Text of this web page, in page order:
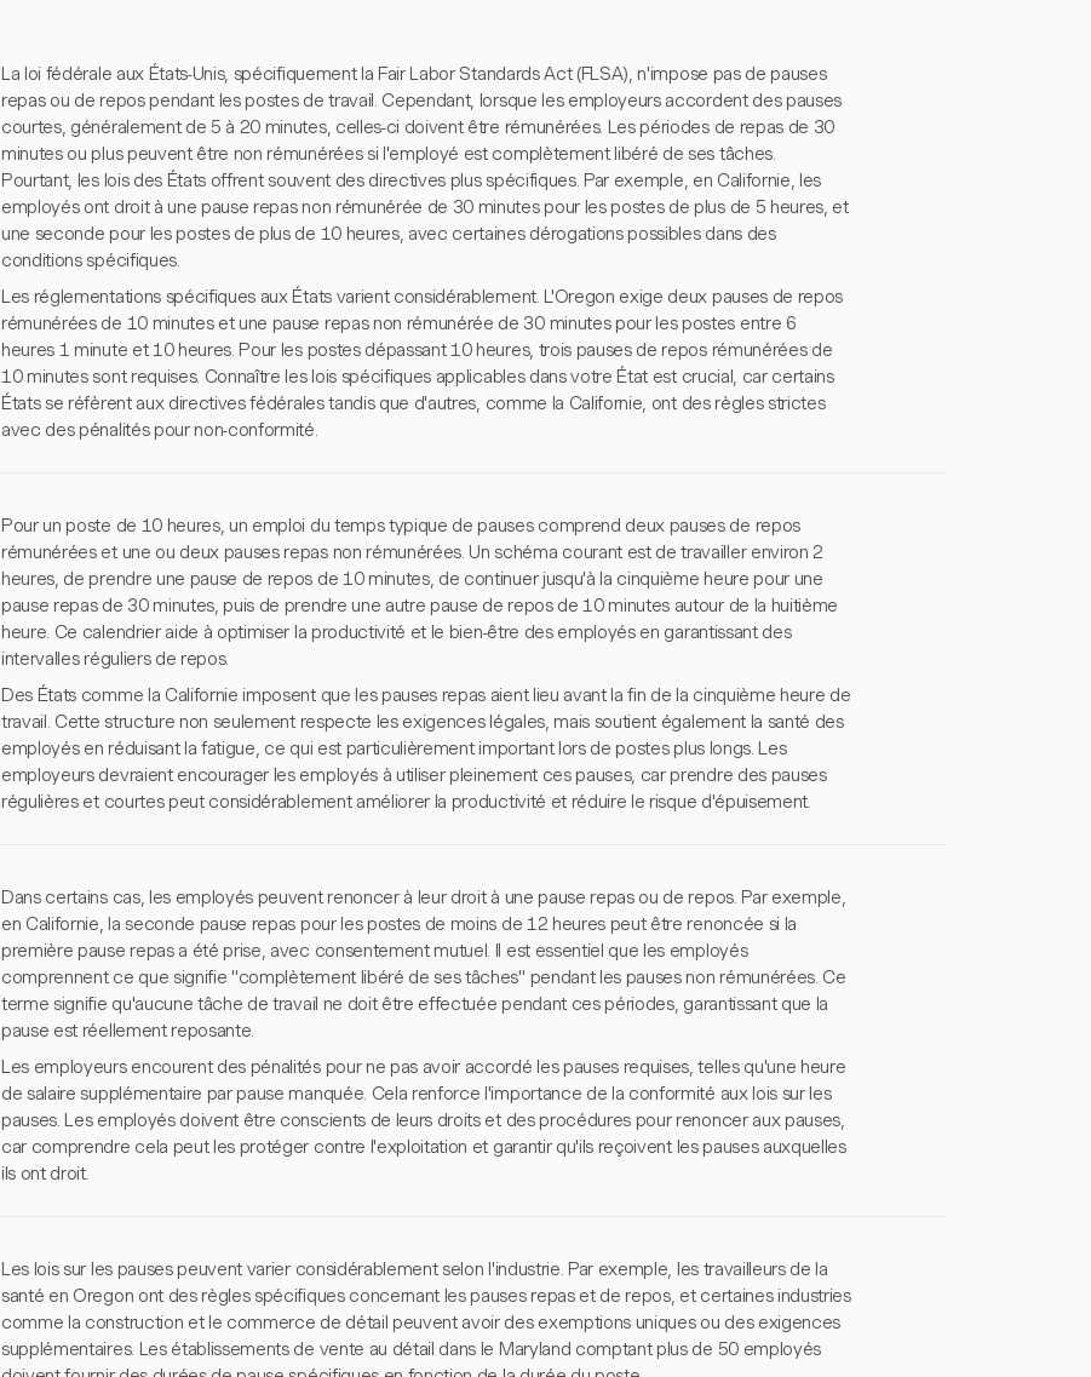
La loi fédérale aux États-Unis, spécifiquement la Fair Labor Standards Act (FLSA), n'impose pas de pauses
repas ou de repos pendant les postes de travail. Cependant, lorsque les employeurs accordent des pauses
courtes, généralement de 5 à 20 minutes, celles-ci doivent être rémunérées. Les périodes de repas de 30
minutes ou plus peuvent être non rémunérées si l'employé est complètement libéré de ses tâches.
Pourtant, les lois des États offrent souvent des directives plus spécifiques. Par exemple, en Californie, les
employés ont droit à une pause repas non rémunérée de 30 minutes pour les postes de plus de 5 heures, et
une seconde pour les postes de plus de 10 heures, avec certaines dérogations possibles dans des
conditions spécifiques.
Les réglementations spécifiques aux États varient considérablement. L'Oregon exige deux pauses de repos
rémunérées de 10 minutes et une pause repas non rémunérée de 30 minutes pour les postes entre 6
heures 1 minute et 10 heures. Pour les postes dépassant 10 heures, trois pauses de repos rémunérées de
10 minutes sont requises. Connaître les lois spécifiques applicables dans votre État est crucial, car certains
États se réfèrent aux directives fédérales tandis que d'autres, comme la Californie, ont des règles strictes
avec des pénalités pour non-conformité.
Pour un poste de 10 heures, un emploi du temps typique de pauses comprend deux pauses de repos
rémunérées et une ou deux pauses repas non rémunérées. Un schéma courant est de travailler environ 2
heures, de prendre une pause de repos de 10 minutes, de continuer jusqu'à la cinquième heure pour une
pause repas de 30 minutes, puis de prendre une autre pause de repos de 10 minutes autour de la huitième
heure. Ce calendrier aide à optimiser la productivité et le bien-être des employés en garantissant des
intervalles réguliers de repos.
Des États comme la Californie imposent que les pauses repas aient lieu avant la fin de la cinquième heure de
travail. Cette structure non seulement respecte les exigences légales, mais soutient également la santé des
employés en réduisant la fatigue, ce qui est particulièrement important lors de postes plus longs. Les
employeurs devraient encourager les employés à utiliser pleinement ces pauses, car prendre des pauses
régulières et courtes peut considérablement améliorer la productivité et réduire le risque d'épuisement.
Dans certains cas, les employés peuvent renoncer à leur droit à une pause repas ou de repos. Par exemple,
en Californie, la seconde pause repas pour les postes de moins de 12 heures peut être renoncée si la
première pause repas a été prise, avec consentement mutuel. Il est essentiel que les employés
comprennent ce que signifie "complètement libéré de ses tâches" pendant les pauses non rémunérées. Ce
terme signifie qu'aucune tâche de travail ne doit être effectuée pendant ces périodes, garantissant que la
pause est réellement reposante.
Les employeurs encourent des pénalités pour ne pas avoir accordé les pauses requises, telles qu'une heure
de salaire supplémentaire par pause manquée. Cela renforce l'importance de la conformité aux lois sur les
pauses. Les employés doivent être conscients de leurs droits et des procédures pour renoncer aux pauses,
car comprendre cela peut les protéger contre l'exploitation et garantir qu'ils reçoivent les pauses auxquelles
ils ont droit.
Les lois sur les pauses peuvent varier considérablement selon l'industrie. Par exemple, les travailleurs de la
santé en Oregon ont des règles spécifiques concernant les pauses repas et de repos, et certaines industries
comme la construction et le commerce de détail peuvent avoir des exemptions uniques ou des exigences
supplémentaires. Les établissements de vente au détail dans le Maryland comptant plus de 50 employés